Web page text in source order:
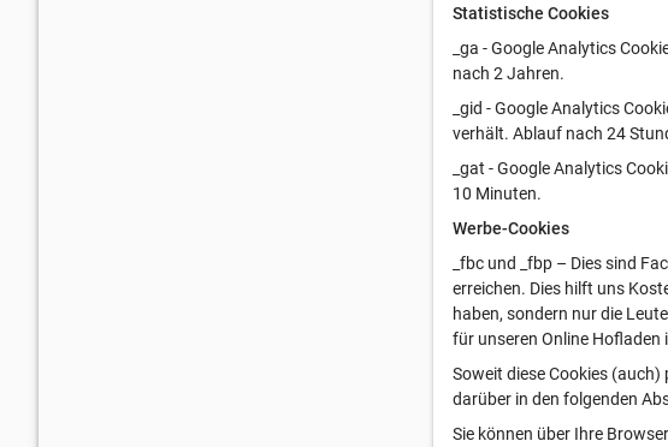
Statistische Cookies
_ga - Google Analytics
nach 2 Jahren.
_gid - Google Analytics
verhält. Ablauf nach 24
_gat - Google Analytics
10 Minuten.
Werbe-Cookies
_fbc und _fbp – Dies sind
erreichen. Dies hilft uns
haben, sondern nur die
für unseren Online
Soweit diese Cookies
darüber in den folgenden
Sie können über Ihre